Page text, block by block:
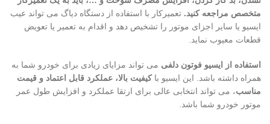
متخصص مراجعه کنید. تعمیرکار با استفاده از دستگاه دیاگ می تواند عیب
ایسیو یا سایر اجزای موتور را تشخیص دهد و اقدام به تعمیر یا تعویض
قطعات معیوب نماید.
استفاده از ایسیو فوتون دلفی می تواند مزایای زیادی برای خودرو شما به
همراه داشته باشد. این ایسیو باکیفیت بالا، عملکرد قابل اعتماد و قیمت
مناسب، می تواند انتخابی عالی برای ارتقا عملکرد و افزایش طول عمر
موتور خودرو شما باشد.